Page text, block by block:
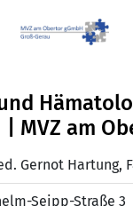
| MVZ am
Seipp-Straße 3